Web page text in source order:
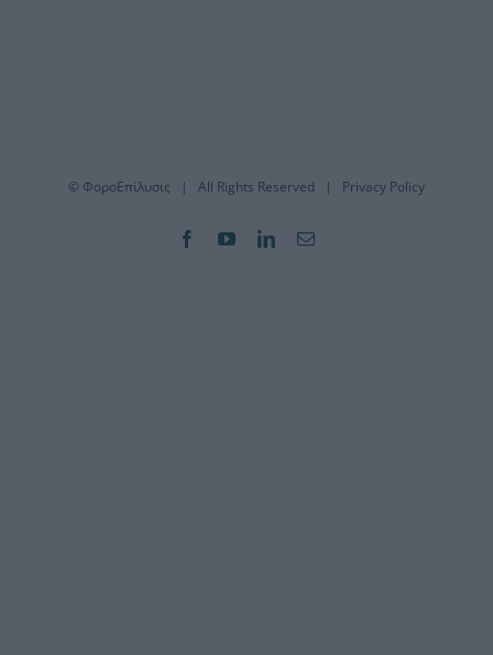
© ΦοροΕπίλυσις | All Rights Reserved | Privacy Policy
FacebookYouTubeLinkedInEmail